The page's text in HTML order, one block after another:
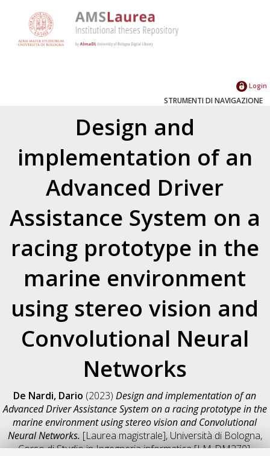
Login
STRUMENTI DI NAVIGAZIONE
Design and
implementation of an
Advanced Driver
Assistance System on a
racing prototype in the
marine environment
using stereo vision and
Convolutional Neural
Networks
De Nardi, Dario (2023)Design and implementation of an
Advanced Driver Assistance System on a racing prototype in the
marine environment using stereo vision and Convolutional
Neural Networks. [Laurea magistrale], Università di Bologna,
Corso di Studio inIngegneria informatica [LM-DM270],